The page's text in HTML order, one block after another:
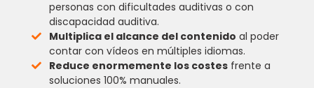
personas con dificultades auditivas o con
discapacidad auditiva.
Multiplica el alcance del contenido al poder
contar con vídeos en múltiples idiomas.
Reduce enormemente los costes frente a
soluciones 100% manuales.